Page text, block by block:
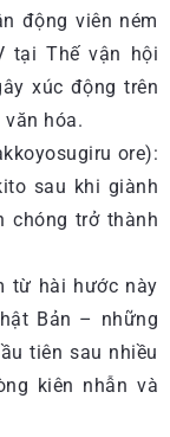
động viên ném
tại Thế vận hội
xúc động trên
hóa.
ore):
sau khi giành
chóng trở thành
từ hài hước này
Bản – những
tiên sau nhiều
kiên nhẫn và